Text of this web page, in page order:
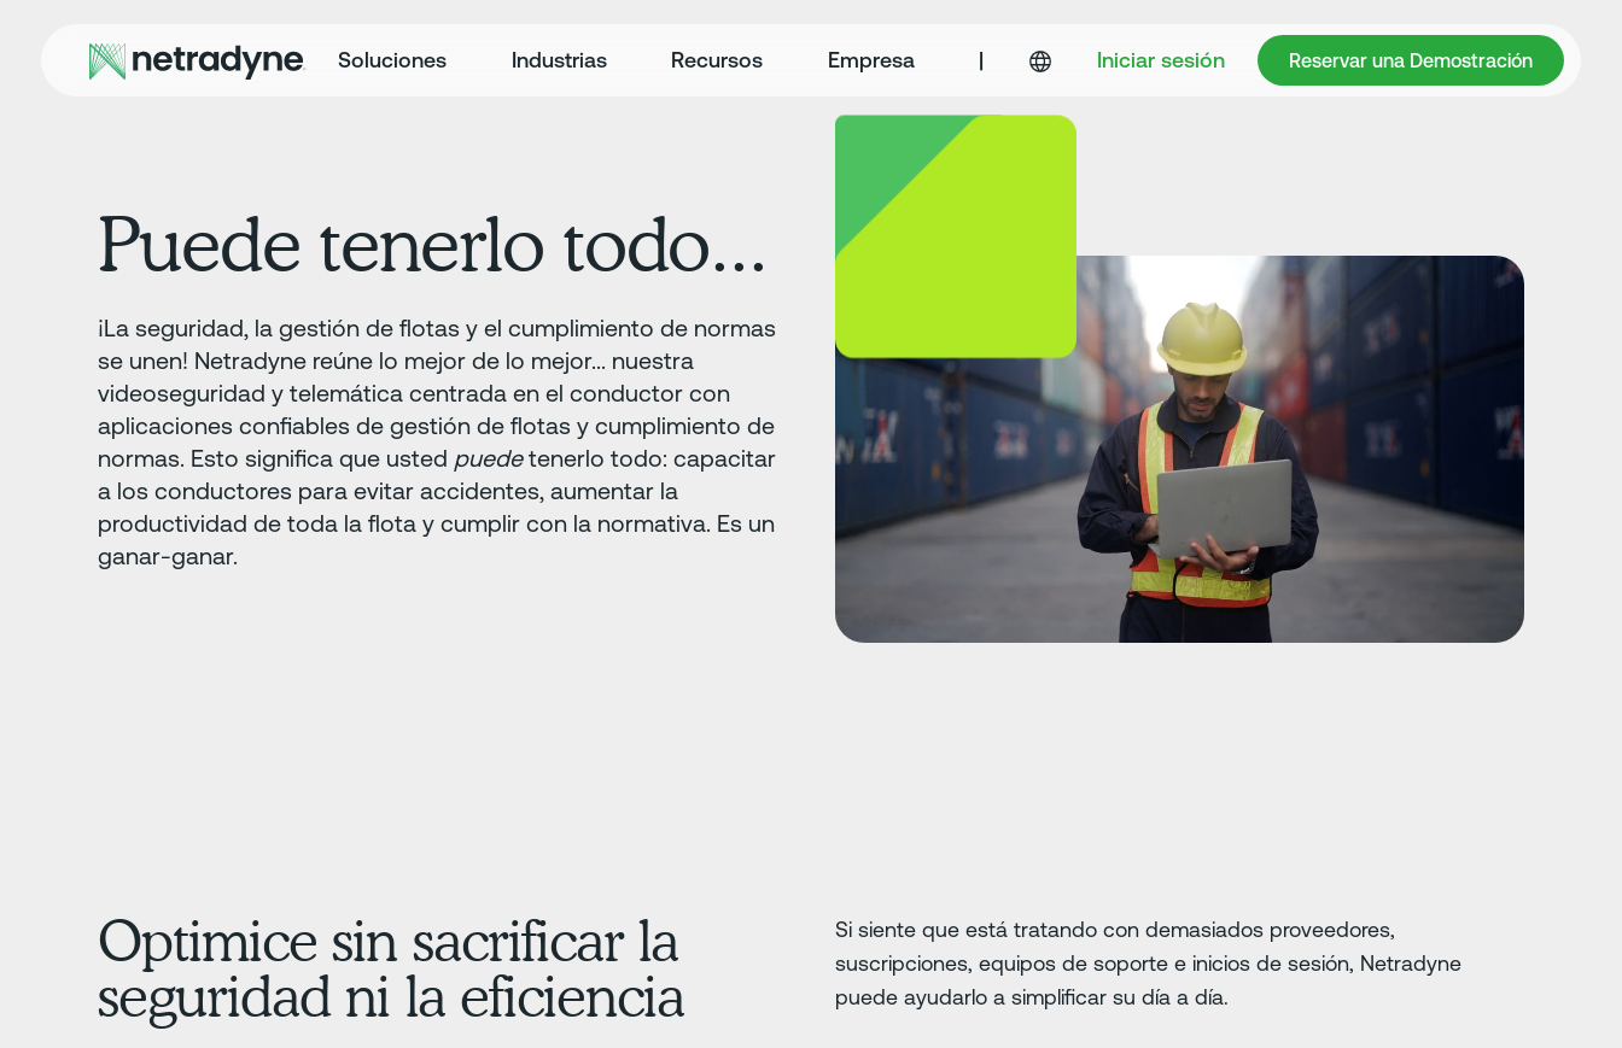
Soluciones Industrias Recursos Empresa | Iniciar sesión Reservar una Demostración
Reservar una Demostración
Puede tenerlo todo...
¡La seguridad, la gestión de flotas y el cumplimiento de normas
se unen! Netradyne reúne lo mejor de lo mejor... nuestra
videoseguridad y telemática centrada en el conductor con
aplicaciones confiables de gestión de flotas y cumplimiento de
normas. Esto significa que usted puedetenerlo todo: capacitar
a los conductores para evitar accidentes, aumentar la
productividad de toda la flota y cumplir con la normativa. Es un
ganar-ganar.
Optimice sin sacrificar la
seguridad ni la eficiencia
Si siente que está tratando con demasiados proveedores,
suscripciones, equipos de soporte e inicios de sesión, Netradyne
puede ayudarlo a simplificar su día a día.